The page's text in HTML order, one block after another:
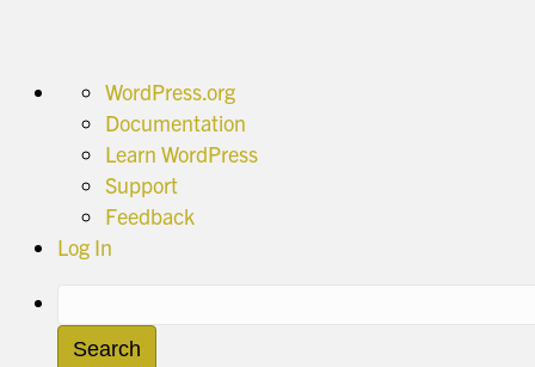
About
WordPress
WordPress.org
Documentation
Learn WordPress
Support
Feedback
Log In
Search